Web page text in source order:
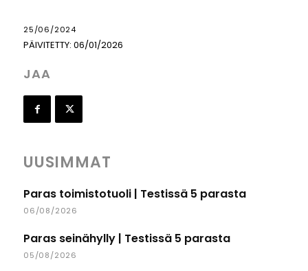
25/06/2024
PÄIVITETTY: 06/01/2026
JAA
UUSIMMAT
Paras toimistotuoli | Testissä 5 parasta
06/08/2026
Paras seinähylly | Testissä 5 parasta
05/08/2026